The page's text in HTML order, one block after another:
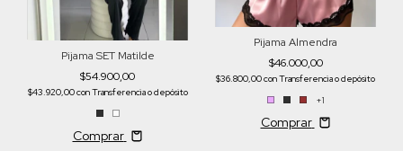
Pijama SET Matilde
$54.900,00
$43.920,00conTransferencia o depósito
Comprar
Pijama Almendra
$46.000,00
$36.800,00conTransferencia o depósito
+1
Comprar